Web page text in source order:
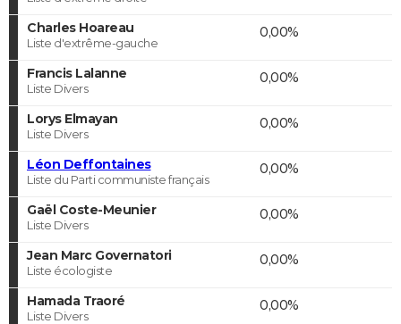
Charles Hoareau
Liste d'extrême-gauche
0,00%
Francis Lalanne
Liste Divers
0,00%
Lorys Elmayan
Liste Divers
0,00%
Léon Deffontaines
Liste du Parti communiste français
0,00%
Gaël Coste-Meunier
Liste Divers
0,00%
Jean Marc Governatori
Liste écologiste
0,00%
Hamada Traoré
Liste Divers
0,00%